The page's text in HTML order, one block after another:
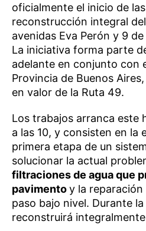
oficialmente el inicio de
reconstrucción integral
avenidas Eva Perón y 9
La iniciativa forma parte
adelante en conjunto con
Provincia de Buenos
en valor de la Ruta 49.
Los trabajos arranca este
a las 10, y consisten en la
primera etapa de un
solucionar la actual
filtraciones de agua que
pavimentoy la reparación
paso bajo nivel. Durante
reconstruirá